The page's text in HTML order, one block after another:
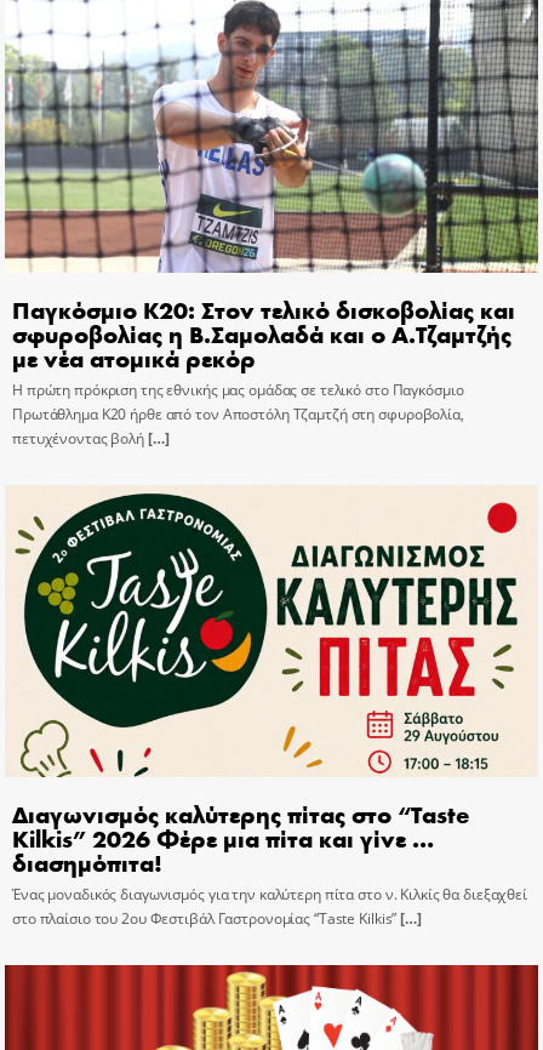
Παγκόσμιο Κ20: Στον τελικό δισκοβολίας και
σφυροβολίας η Β.Σαμολαδά και ο Α.Τζαμτζής
με νέα ατομικά ρεκόρ
Η πρώτη πρόκριση της εθνικής μας ομάδας σε τελικό στο Παγκόσμιο
Πρωτάθλημα Κ20 ήρθε από τον Αποστόλη Τζαμτζή στη σφυροβολία,
πετυχένοντας βολή[…]
Διαγωνισμός καλύτερης πίτας στο “Taste
Kilkis” 2026 Φέρε μια πίτα και γίνε …
διασημόπιτα!
Ένας μοναδικός διαγωνισμός για την καλύτερη πίτα στο ν. Κιλκίς θα διεξαχθεί
στο πλαίσιο του 2ου Φεστιβάλ Γαστρονομίας “Taste Kilkis”[…]